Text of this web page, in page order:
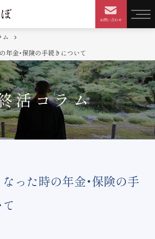
ム
年金・保険の手続きについて
活コラム
った時の年金・保険の手